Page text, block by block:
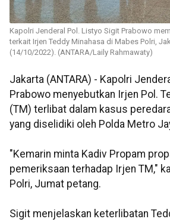
Kapolri Jenderal Pol. Listyo Sigit Prabowo
terkait Irjen Teddy Minahasa di Mabes Polri,
(14/10/2022). (ANTARA/Laily Rahmawaty)
Jakarta (ANTARA) - Kapolri
Prabowo menyebutkan Irjen Pol.
(TM) terlibat dalam kasus
yang diselidiki oleh Polda Metro
"Kemarin minta Kadiv Propam
pemeriksaan terhadap Irjen TM,"
Polri, Jumat petang.
Sigit menjelaskan keterlibatan